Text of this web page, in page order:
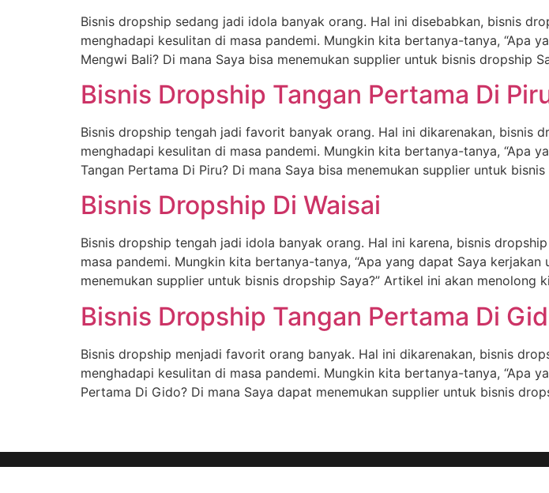
Bisnis dropship sedang jadi idola banyak orang. Hal ini disebabkan, bisnis
menghadapi kesulitan di masa pandemi. Mungkin kita bertanya-tanya, “Apa
Mengwi Bali? Di mana Saya bisa menemukan supplier untuk bisnis dropship
Bisnis Dropship Tangan Pertama Di
Bisnis dropship tengah jadi favorit banyak orang. Hal ini dikarenakan, bisnis
menghadapi kesulitan di masa pandemi. Mungkin kita bertanya-tanya, “Apa
Tangan Pertama Di Piru? Di mana Saya bisa menemukan supplier untuk
Bisnis Dropship Di Waisai
Bisnis dropship tengah jadi idola banyak orang. Hal ini karena, bisnis
masa pandemi. Mungkin kita bertanya-tanya, “Apa yang dapat Saya
menemukan supplier untuk bisnis dropship Saya?” Artikel ini akan menolong
Bisnis Dropship Tangan Pertama Di
Bisnis dropship menjadi favorit orang banyak. Hal ini dikarenakan, bisnis
menghadapi kesulitan di masa pandemi. Mungkin kita bertanya-tanya, “Apa
Pertama Di Gido? Di mana Saya dapat menemukan supplier untuk bisnis